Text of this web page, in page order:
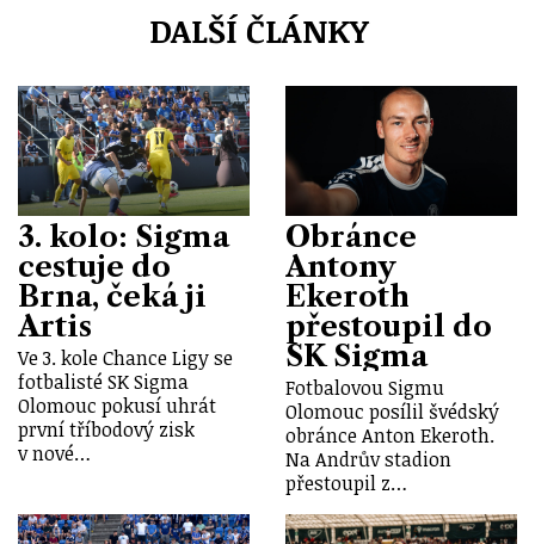
DALŠÍ ČLÁNKY
3. kolo: Sigma
cestuje do
Brna, čeká ji
Artis
Ve 3. kole Chance Ligy se
fotbalisté SK Sigma
Olomouc pokusí uhrát
první tříbodový zisk
v nové…
Obránce
Antony
Ekeroth
přestoupil do
SK Sigma
Fotbalovou Sigmu
Olomouc posílil švédský
obránce Anton Ekeroth.
Na Andrův stadion
přestoupil z…